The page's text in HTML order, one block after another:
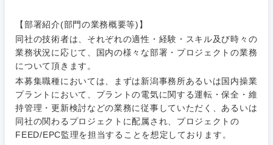
【部署紹介(部門の業務概要等)】
同社の技術者は、それぞれの適性・経験・スキル及び時々の
業務状況に応じて、国内の様々な部署・プロジェクトの業務
について頂きます。
本募集職種においては、まずは新潟事務所あるいは国内操業
プラントにおいて、プラントの電気に関する運転・保全・維
持管理・更新検討などの業務に従事していただく、あるいは
同社の関わるプロジェクトに配属され、プロジェクトの
FEED/EPC監理を担当することを想定しております。
企画
経営ボー
ド
管理
画
事業企画・事業開発
事業管理
新規事業企画・立上げ
経営ボード
管理
SCM
人事
エネルギー・資源・環境
自動車・機械・船舶
電気・電子・半導体
北海道 青森県
秋田県
宮城県 山形県
福島県
推奨年齢
20代 30代
40代 50代